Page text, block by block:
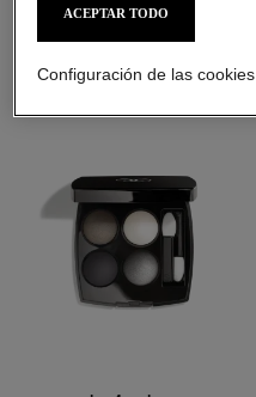
ACEPTAR TODO
Configuración de las cookies